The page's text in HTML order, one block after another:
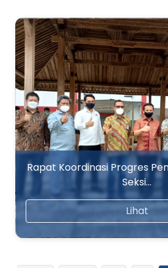
Rapat Koordinasi Progres
Seksi…
Lihat